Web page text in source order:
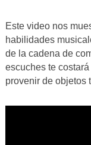
Este video nos
habilidades
de la cadena de
escuches te
provenir de objetos